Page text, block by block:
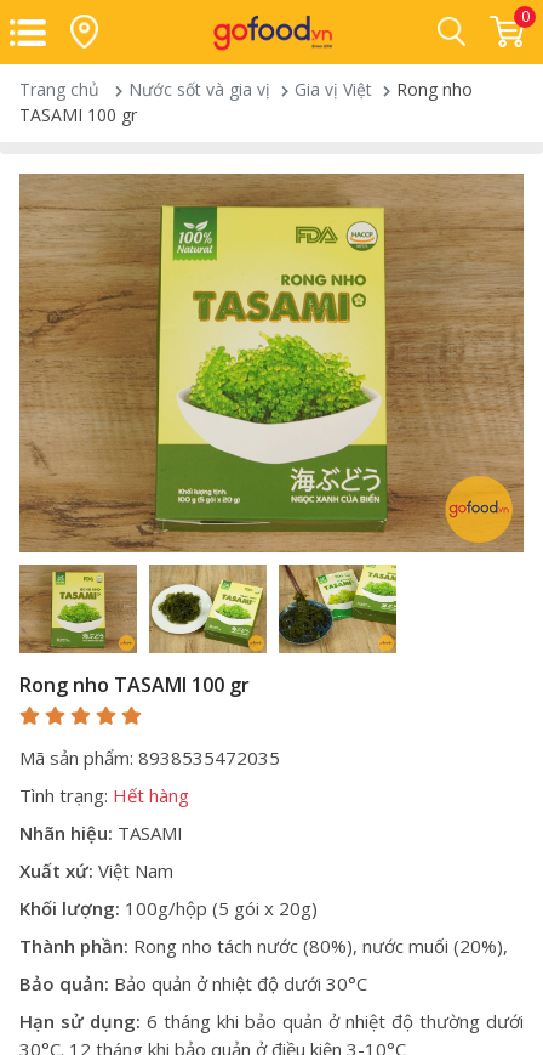
0
Trang chủ Nước sốt và gia vị Gia vị Việt
Rong nho
TASAMI 100 gr
Rong nho TASAMI 100 gr
Mã sản phẩm: 8938535472035
Tình trạng: Hết hàng
Nhãn hiệu: TASAMI
Xuất xứ: Việt Nam
Khối lượng: 100g/hộp (5 gói x 20g)
Thành phần: Rong nho tách nước (80%), nước muối (20%),
Bảo quản: Bảo quản ở nhiệt độ dưới 30°C
Hạn sử dụng: 6 tháng khi bảo quản ở nhiệt độ thường dưới
30°C. 12 tháng khi bảo quản ở điều kiện 3-10°C